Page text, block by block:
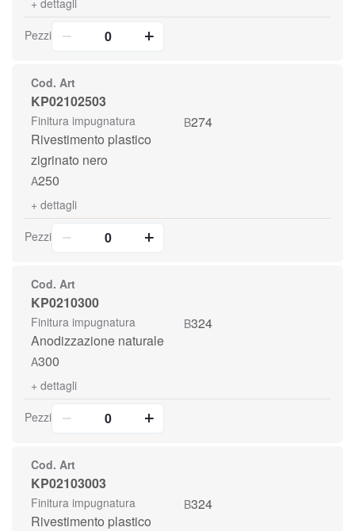
+ dettagli
Pezzi
Cod. Art
KP02102503
Finitura impugnatura
Rivestimento plastico
zigrinato nero
B274
A250
+ dettagli
Pezzi
Cod. Art
KP0210300
Finitura impugnatura
Anodizzazione naturale
B324
A300
+ dettagli
Pezzi
Cod. Art
KP02103003
Finitura impugnatura
Rivestimento plastico
B324